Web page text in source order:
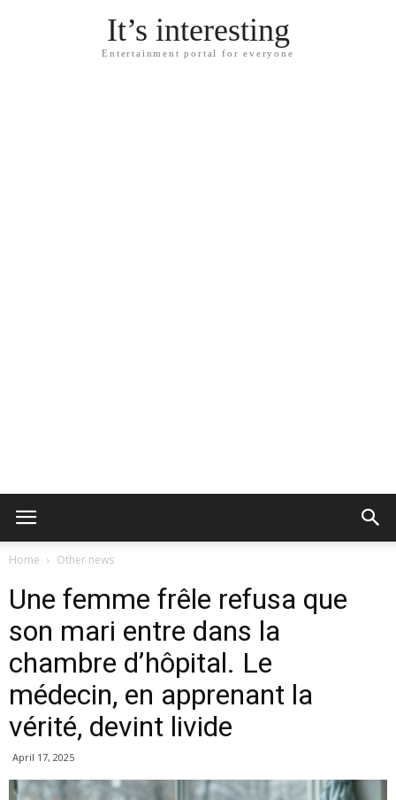
It’s interesting
Entertainment portal for everyone
Home Other news
Une femme frêle refusa que
son mari entre dans la
chambre d’hôpital. Le
médecin, en apprenant la
vérité, devint livide
April 17, 2025